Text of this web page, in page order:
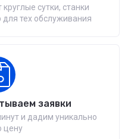
сутки, станки
для тех обслуживания
заявки
и дадим уникально
цену